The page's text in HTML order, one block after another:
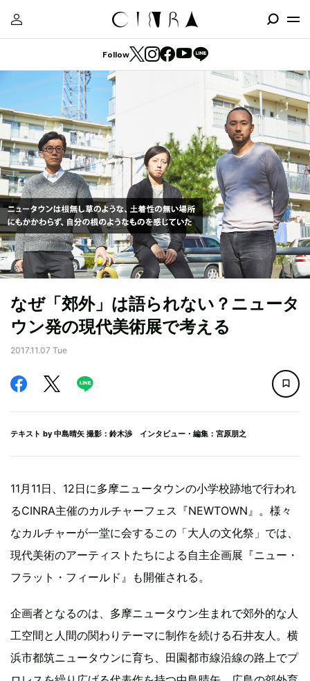
Follow
なぜ「郊外」は語られない？ニュータ
ウン発の現代美術展で考える
2017.11.07 Tue
テキスト by 中島晴矢 撮影：鈴木渉 インタビュー・編集：宮原朋之
11月11日、12日に多摩ニュータウンの小学校跡地で行われ
るCINRA主催のカルチャーフェス『NEWTOWN』。様々
なカルチャーが一堂に会するこの「大人の文化祭」では、
現代美術のアーティストたちによる自主企画展『ニュー・
フラット・フィールド』も開催される。
企画者となるのは、多摩ニュータウン生まれで郊外的な人
工空間と人間の関わりテーマに制作を続ける石井友人。横
浜市都筑ニュータウンに育ち、田園都市線沿線の路上でプ